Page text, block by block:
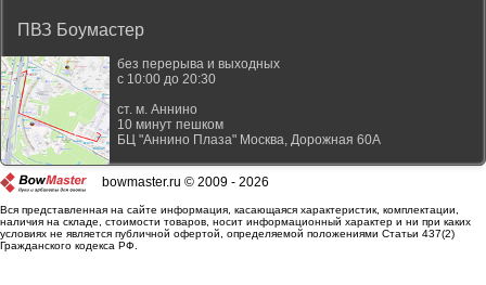
ПВЗ Боумастер
без перерыва и выходных
с 10:00 до 20:30
ст. м. Аннино
10 минут пешком
БЦ "Аннино Плаза" Москва Дорожная 60А
bowmaster.ru © 2009 - 2026
Вся представленная на сайте информация, касающаяся характеристик, комплектации,
наличия на складе, стоимости товаров, носит информационный характер и ни при каких
условиях не является публичной офертой, определяемой положениями Статьи 437(2)
Гражданского кодекса РФ.